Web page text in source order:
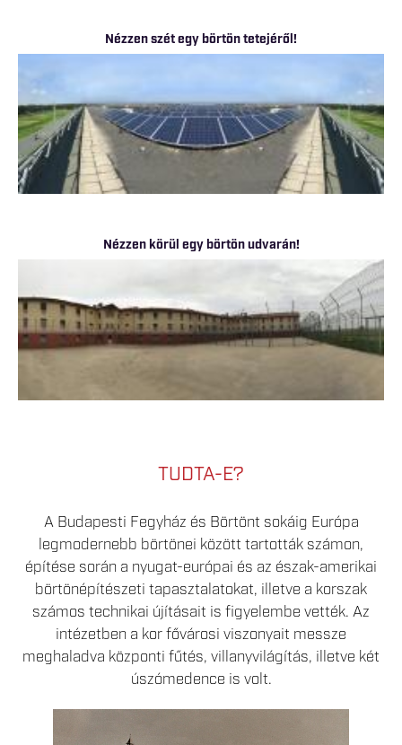
Nézzen szét egy börtön tetejéről!
Nézzen körül egy börtön udvarán!
TUDTA-E?
A Budapesti Fegyház és Börtönt sokáig Európa
legmodernebb börtönei között tartották számon,
építése során a nyugat-európai és az észak-amerikai
börtönépítészeti tapasztalatokat, illetve a korszak
számos technikai újításait is figyelembe vették. Az
intézetben a kor fővárosi viszonyait messze
meghaladva központi fűtés, villanyvilágítás, illetve két
úszómedence is volt.